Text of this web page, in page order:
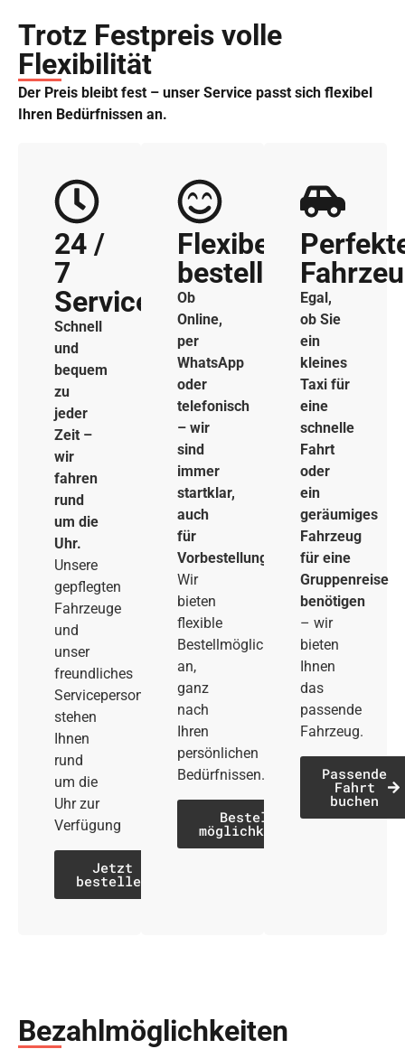
Trotz Festpreis volle
Flexibilität
Der Preis bleibt fest – unser Service passt sich flexibel
Ihren Bedürfnissen an.
24 /
7
Service
Schnell
und
bequem
zu
jeder
Zeit –
wir
fahren
rund
um die
Uhr.
Unsere
gepflegten
Fahrzeuge
und
unser
freundliches
Servicepersonal
stehen
Ihnen
rund
um die
Uhr zur
Verfügung
Jetzt
bestellen
Flexibel
bestellen
Ob
Online,
per
WhatsApp
oder
telefonisch
– wir
sind
immer
startklar,
auch
für
Vorbestellungen.
Wir
bieten
flexible
Bestellmöglichkeiten
an,
ganz
nach
Ihren
persönlichen
Bedürfnissen.
Bestell­
möglichkeiten
Egal,
ob Sie
ein
kleines
Taxi für
eine
schnelle
Fahrt
oder
ein
geräumiges
Fahrzeug
für eine
Gruppenreise
benötigen
– wir
bieten
Ihnen
das
passende
Fahrzeug.
Passende
Fahrt
buchen
Bezahl­möglich­keiten